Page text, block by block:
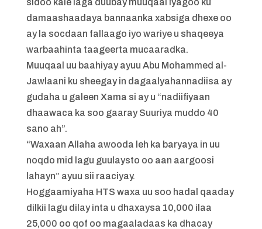
damaashaadaya bannaanka xabsiga dhexe oo
ay la socdaan fallaago iyo wariye u shaqeeya
warbaahinta taageerta mucaaradka.
Muuqaal uu baahiyay ayuu Abu Mohammed al-
Jawlaani ku sheegay in dagaalyahannadiisa ay
gudaha u galeen Xama si ay u “nadiifiyaan
dhaawaca ka soo gaaray Suuriya muddo 40
sano ah”.
“Waxaan Allaha awooda leh ka baryaya in uu
noqdo mid lagu guulaysto oo aan aargoosi
lahayn” ayuu sii raaciyay.
Hoggaamiyaha HTS waxa uu soo hadal qaaday
dilkii lagu dilay inta u dhaxaysa 10,000 ilaa
25,000 oo qof oo magaaladaas ka dhacay